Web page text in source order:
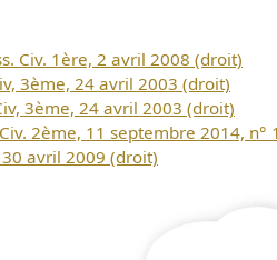
Civ. 1ère, 2 avril 2008 (droit)
3ème, 24 avril 2003 (droit)
3ème, 24 avril 2003 (droit)
2ème, 11 septembre 2014, n°
avril 2009 (droit)